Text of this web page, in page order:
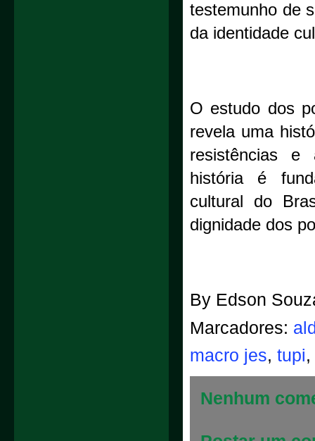
testemunho de
da identidade
O estudo dos
revela uma
resistências e
história é
cultural do
dignidade dos
By Edson
Marcadores:
macro jes, tupi,
Nenhum